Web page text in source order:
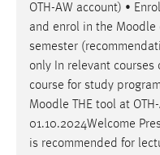
OTH-AW account) •
and enrol in the Moodle
semester
only In relevant courses
course for study
Moodle THE tool at
01.10.2024Welcome
is recommended for